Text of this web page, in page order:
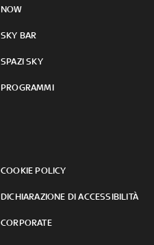
NOW
SKY BAR
SPAZI SKY
PROGRAMMI
COOKIE POLICY
DICHIARAZIONE DI ACCESSIBILITÀ
CORPORATE